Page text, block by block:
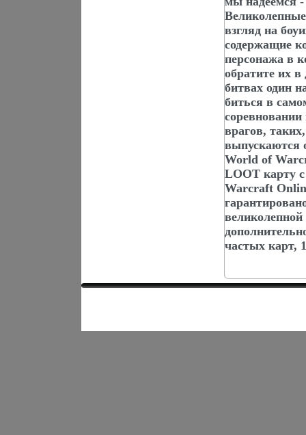
взгляд на
содержащие
персонажа в
обратите их
битвах один
биться в
врагов,
выпускаются
World of
LOOT карту
Warcraft
частых карт,